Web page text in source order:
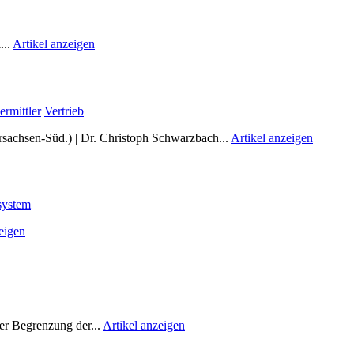
Artikel anzeigen
Vertrieb
Süd.) | Dr. Christoph Schwarzbach... Artikel anzeigen
Begrenzung der... Artikel anzeigen